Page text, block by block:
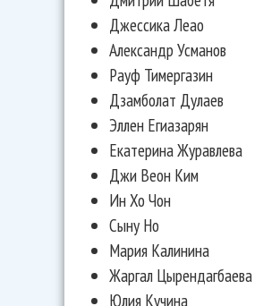
Джессика Леао
Александр Усманов
Рауф Тимергазин
Дзамболат Дулаев
Эллен Егиазарян
Екатерина Журавлева
Джи Веон Ким
Ин Хо Чон
Сыну Но
Мария Калинина
Жаргал Цырендагбаева
Юлия Кучина